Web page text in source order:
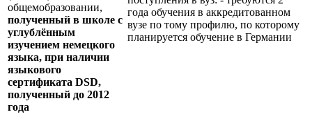
года обучения в аккредитованном
вузе по тому профилю, по которому
планируется обучение в Германии
общемобразовании,
полученный в школе с
углублённым
изучением немецкого
языка, при наличии
языкового
сертификата DSD,
полученный до 2012
года